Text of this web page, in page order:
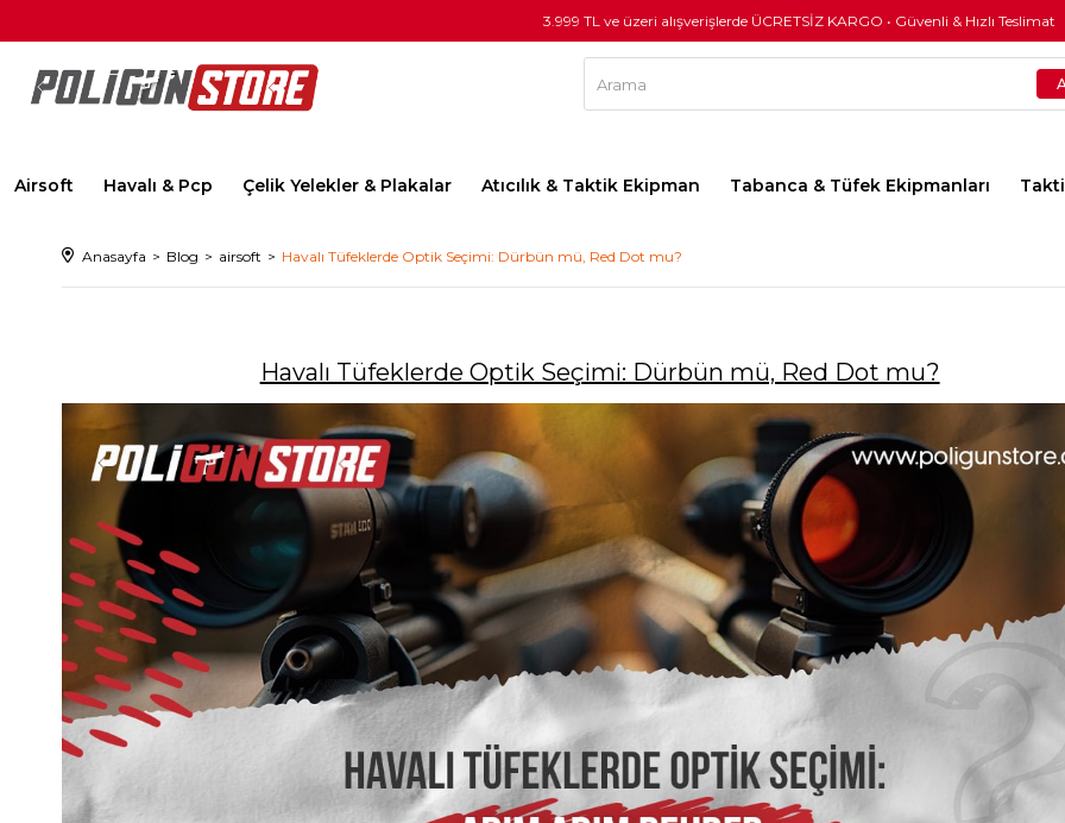
3.999 TL ve üzeri alışverişlerde ÜCRETSİZ KARGO • Güvenli & Hızlı Teslimat
Airsoft Havalı & Pcp Çelik Yelekler & Plakalar Atıcılık & Taktik Ekipman Tabanca & Tüfek Ekipmanları
Anasayfa Blog airsoft Havalı Tüfeklerde Optik Seçimi: Dürbün mü, Red Dot mu?
Havalı Tüfeklerde Optik Seçimi: Dürbün mü, Red Dot mu?